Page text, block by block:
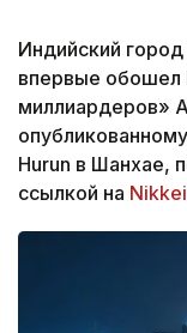
Индийский
впервые обошел
миллиардеров»
Hurun в Шанхае,
ссылкой на